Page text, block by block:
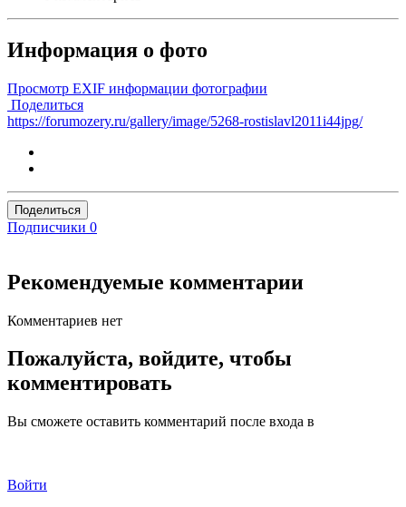
Информация о фото
Просмотр EXIF информации фотографии
Поделиться
https://forumozery.ru/gallery/image/5268-rostislavl2011i44jpg/
Поделиться
Подписчики 0
Рекомендуемые комментарии
Комментариев нет
Пожалуйста, войдите, чтобы
комментировать
Вы сможете оставить комментарий после входа в
Войти